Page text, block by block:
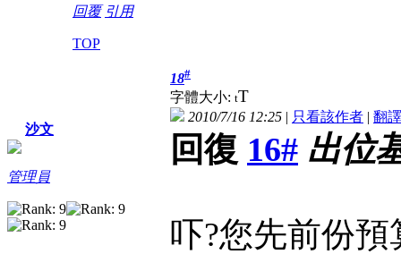
回覆 引用
TOP
沙文
管理員
18#
字體大小: tT
2010/7/16 12:25 | 只看該作者 | 翻譯
回復 16# 出位
吓?您先前份